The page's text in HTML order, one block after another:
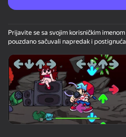
Rotirajte
Ova igra podržava
Prijavite se sa svojim korisničkim
pouzdano sačuvali napredak i